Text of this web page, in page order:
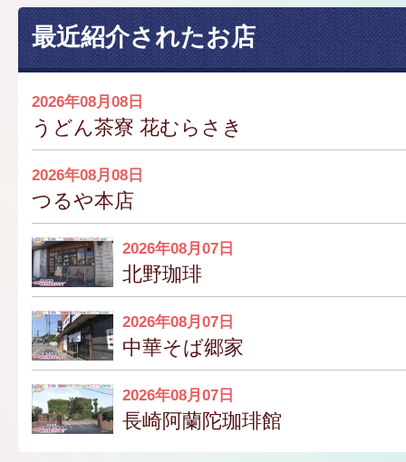
最近紹介されたお店
2026年08月08日
うどん茶寮 花むらさき
2026年08月08日
つるや本店
2026年08月07日
北野珈琲
2026年08月07日
中華そば郷家
2026年08月07日
長崎阿蘭陀珈琲館